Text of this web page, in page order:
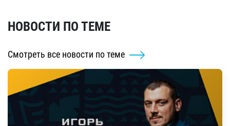
НОВОСТИ ПО ТЕМЕ
Смотреть все новости по теме